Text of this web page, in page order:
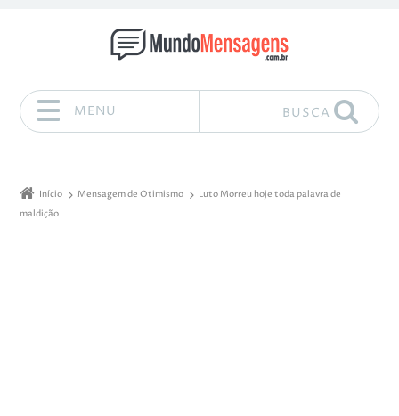
MENU BUSCA
Início Mensagem de Otimismo
Luto Morreu hoje toda palavra de
maldição